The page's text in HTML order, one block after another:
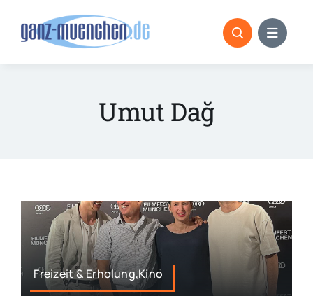
Umut Dağ
Freizeit & Erholung,Kino